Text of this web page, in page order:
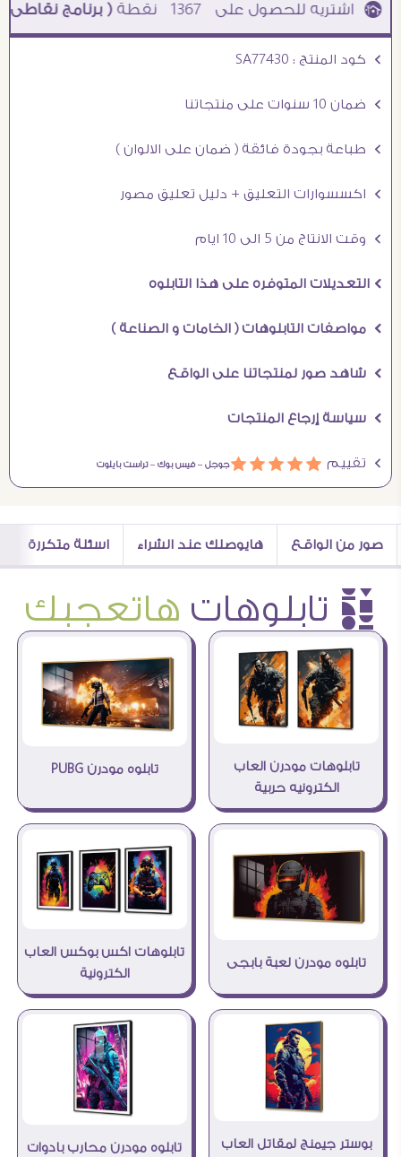
1367 نقطة( برنامج نقاطى )à خصم 5% للعملاء الجدد à شحن مجانى عند الشراء ب 4000 جنيه à
Ö كود المنتج : SA77430
Ö ضمان 10 سنوات على منتجاتنا
Ö طباعة بجودة فائقة ( ضمان على الالوان )
Ö اكسسوارات التعليق + دليل تعليق مصور
Ö وقت الانتاج من 5 الى 10 ايام
Ö التعديلات المتوفره على هذا التابلوه
Ö مواصفات التابلوهات ( الخامات و الصناعة )
Ö شاهد صور لمنتجاتنا على الواقع
Ö سياسة إرجاع المنتجات
Ö تقييم áááááجوجل –فيس بوك –تراست بايلوت
صور من الواقع هايوصلك عند الشراء اسئلة متكررة
è تابلوهات هاتعجبك
تابلوهات مودرن العاب
الكترونيه حربية
تابلوه مودرن PUBG
تابلوه مودرن لعبة بابجى
تابلوهات اكس بوكس العاب
الكترونية
بوستر جيمنج لمقاتل العاب
تابلوه مودرن محارب بادوات